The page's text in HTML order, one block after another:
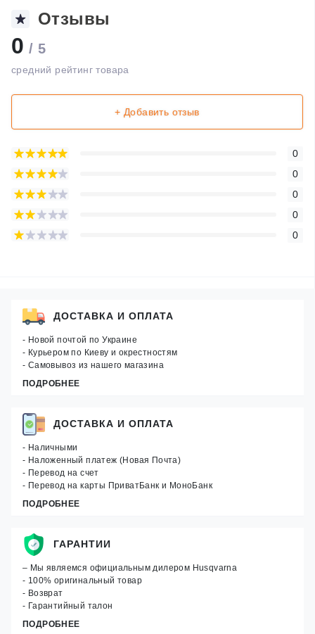
Отзывы
0 / 5
средний рейтинг товара
+ Добавить отзыв
0
0
0
0
0
ДОСТАВКА И ОПЛАТА
- Новой почтой по Украине
- Курьером по Киеву и окрестностям
- Самовывоз из нашего магазина
ПОДРОБНЕЕ
ДОСТАВКА И ОПЛАТА
- Наличными
- Наложенный платеж (Новая Почта)
- Перевод на счет
- Перевод на карты ПриватБанк и МоноБанк
ПОДРОБНЕЕ
ГАРАНТИИ
– Мы являемся официальным дилером Husqvarna
- 100% оригинальный товар
- Возврат
- Гарантийный талон
ПОДРОБНЕЕ